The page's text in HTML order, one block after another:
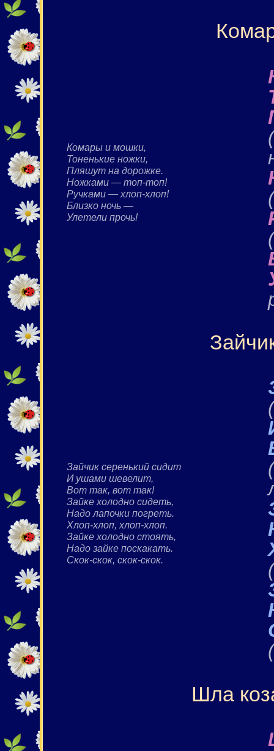
Комары и мошки,
Тоненькие ножки,
Пляшут на дорожке.
Ножками — топ-топ!
Ручками — хлоп-хлоп!
Близко ночь —
Улетели прочь!
Зайчик серенький сидит
И ушами шевелит,
Вот так, вот так!
Зайке холодно сидеть,
Надо лапочки погреть.
Хлоп-хлоп, хлоп-хлоп.
Зайке холодно стоять,
Надо зайке поскакать.
Скок-скок, скок-скок.
Шла